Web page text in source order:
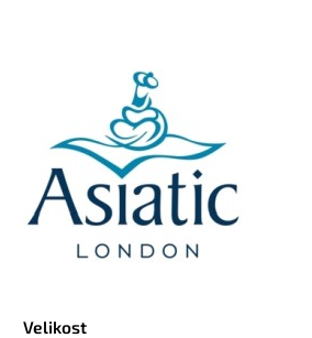
Velikost